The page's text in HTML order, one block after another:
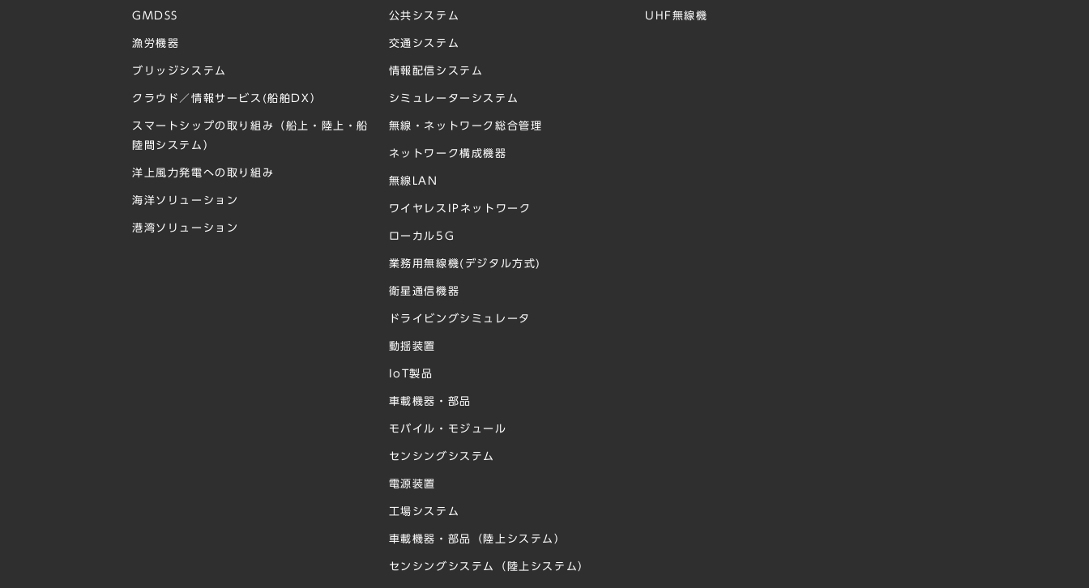
GMDSS
漁労機器
ブリッジシステム
クラウド／情報サービス(船舶DX）
スマートシップの取り組み（船上・陸上・船
陸間システム）
洋上⾵⼒発電への取り組み
海洋ソリューション
港湾ソリューション
公共システム
交通システム
情報配信システム
シミュレーターシステム
無線・ネットワーク総合管理
ネットワーク構成機器
無線LAN
ワイヤレスIPネットワーク
ローカル5G
業務用無線機(デジタル方式)
衛星通信機器
ドライビングシミュレータ
動揺装置
IoT製品
車載機器・部品
モバイル・モジュール
センシングシステム
電源装置
工場システム
車載機器・部品（陸上システム）
センシングシステム（陸上システム）
UHF無線機